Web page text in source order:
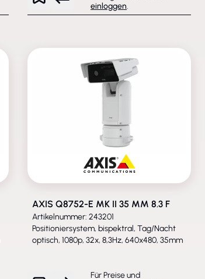
einloggen.
AXIS Q8752-E MK II 35 MM 8.3 F
Artikelnummer: 243201
Positioniersystem, bispektral, Tag/Nacht
optisch, 1080p, 32x, 8,3Hz, 640x480, 35mm
Für Preise und